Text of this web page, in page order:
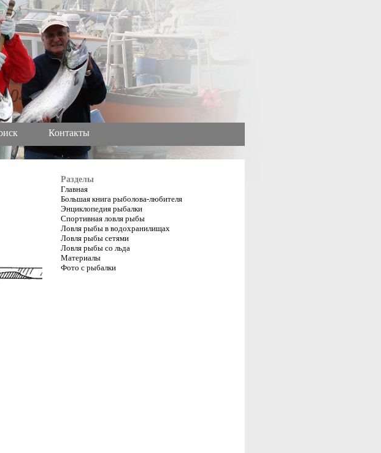
Контакты
Разделы
Главная
Большая книга рыболова-любителя
Энциклопедия рыбалки
Спортивная ловля рыбы
Ловля рыбы в водохранилищах
Ловля рыбы сетями
Ловля рыбы со льда
Материалы
Фото с рыбалки